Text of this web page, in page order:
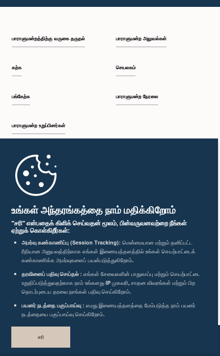
உங்கள் அந்தரங்கத்தை நாம் மதிக்கிறோம்
"சரி" என்பதைக் கிளிக் செய்வதன் மூலம், பின்வருவனவற்றை நீங்கள்
ஏற்றுக் கொள்கிறீர்கள்:
அமர்வு கண்காணிப்பு (Session Tracking): மென்மையான மற்றும் தனிப்பட்ட
ரீதியான அனுபவத்திற்காக எங்கள் இணையத்தளத்தில் உங்கள் செயற்பாட்டைக்
கண்காணிக்க அமர்வுகளைப் பயன்படுத்துகிறோம்.
தரவினைப் பதிவு செய்தல் : எங்கள் சேவைகளின் பாதுகாப்பு மற்றும் செயற்பாட்டை
உறுதிப்படுத்துவதற்காக நாம் உங்களது IP முகவரி, சாதன விவரங்கள் மற்றும் பிற
தொடர்புடைய தரவை நாங்கள் பதிவு செய்கிறோம்.
பயனர் நடத்தை பகுப்பாய்வு : எமது இணையத்தளத்தை மேம்படுத்த நாம் பயனர்
நடத்தையை பகுப்பாய்வு செய்கிறோம்.
சரி
பாராளுமன்றத்திற்கு வருகை தருதல்
கற்க
பங்கேற்க
பாராளுமன்ற உறுப்பினர்கள்
முதற்பக்கம்
பாராளுமன்ற அலுவல்கள்
செயலகம்
பாராளுமன்ற நேரலை
பாராளுமன்ற கையடக்க செயலி
எம்மை பின்தொடர்க :
விருதுகள்
தனியுரிமைக் கொள்கை